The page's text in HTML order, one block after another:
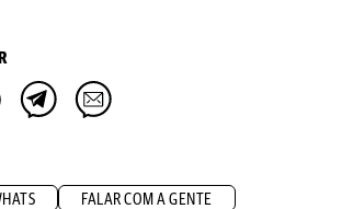
FALAR COM A GENTE